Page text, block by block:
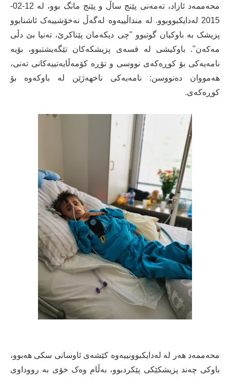
محەممەد ئازاد، تەمەنی پێنج ساڵ و پێنج مانگ بوو، لە 12-02-
2015 لەدایکبووبوو. لە منداڵییەوە لەگەڵ نەخۆشییەک ئاشنابوو
پزیشک بە باوکیان گوتبوو "چی دیکەمان پێناکرێ، تەنیا بێ دڵی
مەکەن". باوکیشی لە قسەی پزیشکەکان تێگەیشتبوو، بۆیە
نامەیەکی بۆ کوڕەکەی نووسی و تۆڕە کۆمەڵایەتییەکانی تەنی،
هەمووان دەنووسن: نامەیەکی ناخهەژێن لە باوکەوە بۆ
کوڕەکەی.
محەممەد هەر لە لەدایکبوونییەوە کێشەی ئاوسانی سکی هەبوو،
باوکی چەند پزیشکێکی پێکردبوو، بەڵام وەک خۆی بە رووداوی